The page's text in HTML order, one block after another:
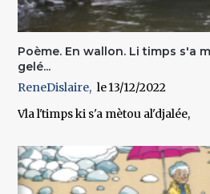
Poème. En wallon. Li timps s'a
gelé...
ReneDislaire
13/12/2022
Vla l'timps ki s'a mètou al'djalée,